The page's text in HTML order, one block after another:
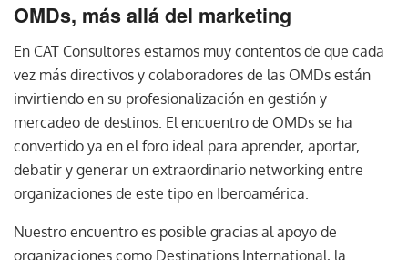
OMDs, más allá del marketing
En CAT Consultores estamos muy contentos de que cada
vez más directivos y colaboradores de las OMDs están
invirtiendo en su profesionalización en gestión y
mercadeo de destinos. El encuentro de OMDs se ha
convertido ya en el foro ideal para aprender, aportar,
debatir y generar un extraordinario networking entre
organizaciones de este tipo en Iberoamérica.
Nuestro encuentro es posible gracias al apoyo de
organizaciones como Destinations International, la